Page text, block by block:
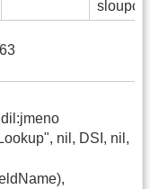
sloupce
nil, DSI, nil,